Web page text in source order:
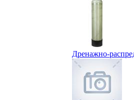
Дренажно-